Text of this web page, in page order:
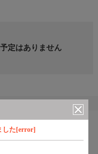
した[error]
定はありません